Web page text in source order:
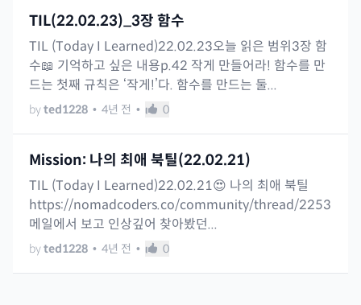
TIL(22.02.23)_3장 함수
TIL (Today I Learned)22.02.23오늘 읽은 범위3장 함
수📖 기억하고 싶은 내용p.42 작게 만들어라! 함수를 만
드는 첫째 규칙은 ‘작게!’다. 함수를 만드는 둘...
byted1228 • 4년 전 • 0
Mission: 나의 최애 북틸(22.02.21)
TIL (Today I Learned)22.02.21😍 나의 최애 북틸
https://nomadcoders.co/community/thread/2253
메일에서 보고 인상깊어 찾아봤던...
byted1228 • 4년 전 • 0